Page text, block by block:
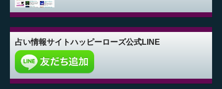
占い情報サイトハッピーローズ公式LINE